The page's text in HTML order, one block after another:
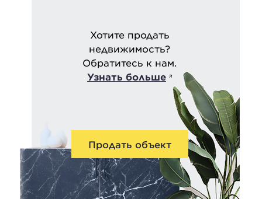
Хотите продать
недвижимость?
Обратитесь к нам.
Узнать больше
Продать объект